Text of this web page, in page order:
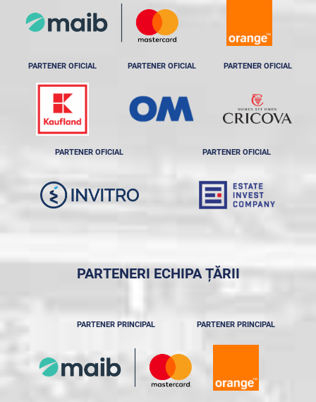
PARTENER OFICIAL PARTENER OFICIAL PARTENER OFICIAL
PARTENER OFICIAL PARTENER OFICIAL
PARTENERI ECHIPA ȚĂRII
PARTENER PRINCIPAL PARTENER PRINCIPAL